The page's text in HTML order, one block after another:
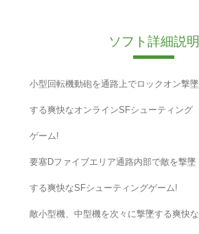
ソフト詳細説明
小型回転機動砲を通路上でロックオン撃墜
する爽快なオンラインSFシューティング
ゲーム!
要塞Dファイブエリア通路内部で敵を撃墜
する爽快なSFシューティングゲーム!
敵小型機、中型機を次々に撃墜する爽快な